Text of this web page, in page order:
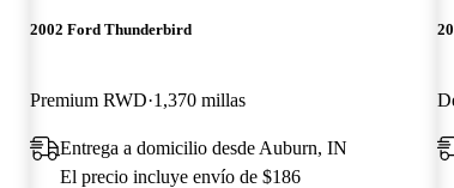
2002 Ford Thunderbird
Premium RWD 1,370 millas
Entrega a domicilio desde Auburn, IN
El precio incluye envío de $186